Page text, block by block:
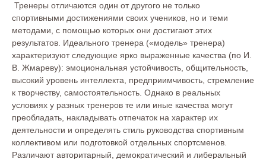
Тренеры отличаются один от другого не только
спортивными достижениями своих учеников, но и теми
методами, с помощью которых они достигают этих
результатов. Идеального тренера («модель» тренера)
характеризуют следующие ярко выраженные качества (по И.
В. Жмареву): эмоциональная устойчивость, общительность,
высокий уровень интеллекта, предприимчивость, стремление
к творчеству, самостоятельность. Однако в реальных
условиях у разных тренеров те или иные качества могут
преобладать, накладывать отпечаток на характер их
деятельности и определять стиль руководства спортивным
коллективом или подготовкой отдельных спортсменов.
Различают авторитарный, демократический и либеральный